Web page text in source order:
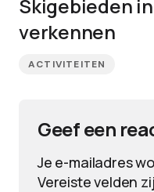
Skigebieden
verkennen
ACTIVITEITEN
Geef een
Je e-mailadres
Vereiste velden